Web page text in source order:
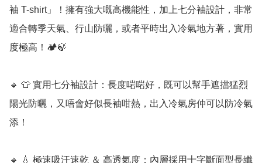
袖 T-shirt」！擁有強大嘅高機能性，加上七分袖設計，非常
適合轉季天氣、行山防曬，或者平時出入冷氣地方著，實用
度極高！🏕️🍃
🔹 👕 實用七分袖設計：長度啱啱好，既可以幫手遮擋猛烈
陽光防曬，又唔會好似長袖咁熱，出入冷氣房仲可以防冷氣
添！
🔹 💧 極速吸汗速乾 ＆ 高透氣度：內層採用十字斷面型長纖